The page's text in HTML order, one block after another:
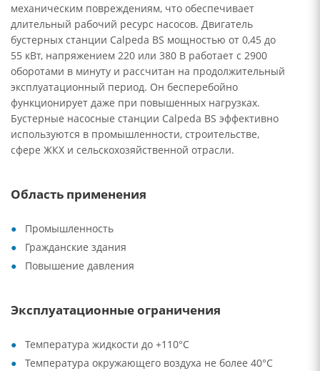
механическим повреждениям, что обеспечивает
длительный рабочий ресурс насосов. Двигатель
бустерных станции Calpeda BS мощностью от 0,45 до
55 кВт, напряжением 220 или 380 В работает с 2900
оборотами в минуту и рассчитан на продолжительный
эксплуатационный период. Он бесперебойно
функционирует даже при повышенных нагрузках.
Бустерные насосные станции Calpeda BS эффективно
используются в промышленности, строительстве,
сфере ЖКХ и сельскохозяйственной отрасли.
Область применения
Промышленность
Гражданские здания
Повышение давления
Эксплуатационные ограничения
Температура жидкости до +110°C
Температура окружающего воздуха не более 40°C